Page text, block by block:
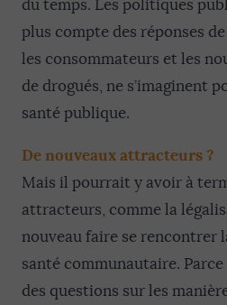
du temps. Les politiques
plus compte des réponses
les consommateurs et les
de drogués, ne s’imaginent
santé publique.
De nouveaux attracteurs ?
Mais il pourrait y avoir à
attracteurs, comme la
nouveau faire se rencontrer
santé communautaire. Parce
des questions sur les